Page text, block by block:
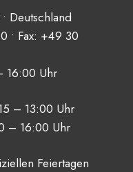
Deutschland
• Fax: +49 30
16:00 Uhr
– 13:00 Uhr
– 16:00 Uhr
Feiertagen